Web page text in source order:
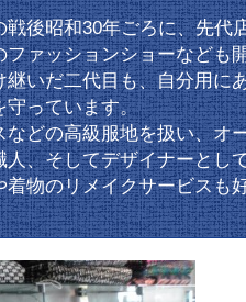
後昭和30年ごろに、先
ァッションショーなども
いだ二代目も、自分用に
守っています。
どの高級服地を扱い、オ
、そしてデザイナーとし
物のリメイクサービスも